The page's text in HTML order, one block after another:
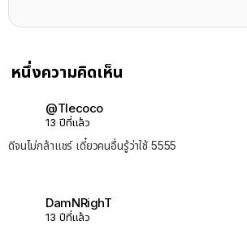
หนึ่งความคิดเห็น
@Tlecoco
13 ปีที่แล้ว
ดีจนไม่กล้าแชร์ เดี๋ยวคนอื่นรู้ว่าใช้ 5555
DamNRighT
13 ปีที่แล้ว